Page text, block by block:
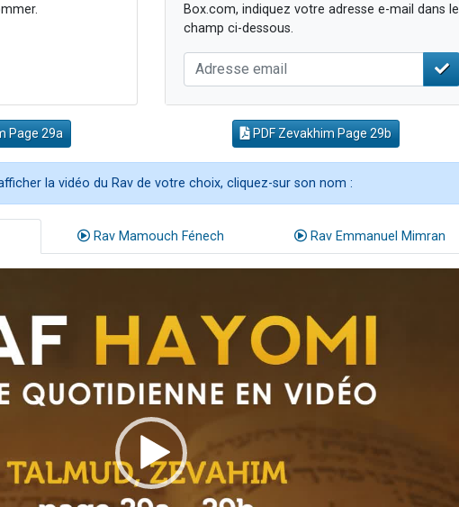
Box.com, indiquez votre adresse e-mail dans le
champ ci-dessous.
Page 29a PDF Zevakhim Page 29b
la vidéo du Rav de votre choix, cliquez-sur son nom :
Rav Mamouch Fénech Rav Emmanuel Mimran